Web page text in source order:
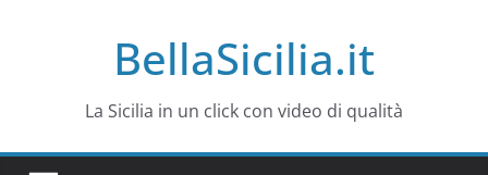
BellaSicilia.it
La Sicilia in un click con video di qualità